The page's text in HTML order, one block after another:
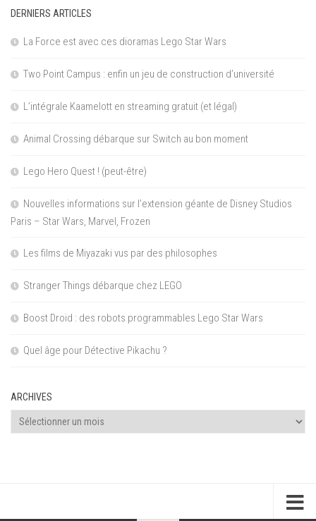
DERNIERS ARTICLES
La Force est avec ces dioramas Lego Star Wars
Two Point Campus : enfin un jeu de construction d’université
L’intégrale Kaamelott en streaming gratuit (et légal)
Animal Crossing débarque sur Switch au bon moment
Lego Hero Quest ! (peut-être)
Nouvelles informations sur l’extension géante de Disney Studios
Paris – Star Wars, Marvel, Frozen
Les films de Miyazaki vus par des philosophes
Stranger Things débarque chez LEGO
Boost Droid : des robots programmables Lego Star Wars
Quel âge pour Détective Pikachu ?
ARCHIVES
Archives